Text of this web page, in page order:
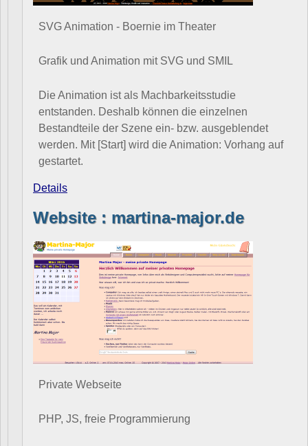
SVG Animation - Boernie im Theater
Grafik und Animation mit SVG und SMIL
Die Animation ist als Machbarkeitsstudie
entstanden. Deshalb können die einzelnen
Bestandteile der Szene ein- bzw. ausgeblendet
werden. Mit [Start] wird die Animation: Vorhang auf
gestartet.
Details
Website : martina-major.de
Private Webseite
PHP, JS, freie Programmierung